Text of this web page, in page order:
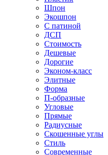
Шпон
Экошпон
С патиной
ДСП
Стоимость
Дешевые
Дорогие
Эконом-класс
Элитные
Форма
П-образные
Угловые
Прямые
Радиусные
Скошенные углы
Стиль
Современные